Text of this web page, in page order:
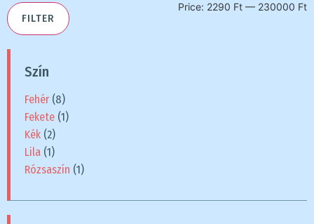
FILTER
Price: 2290 Ft — 230000 Ft
Szín
Fehér (8)
Fekete (1)
Kék (2)
Lila (1)
Rózsaszín (1)